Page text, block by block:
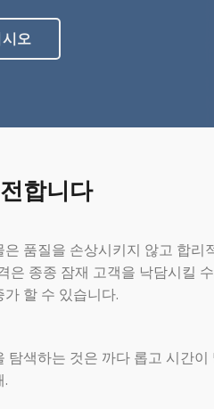
오
합니다
품질을 손상시키지 않고 합리
은 종종 잠재 고객을 낙담시킬
할 수 있습니다.
탐색하는 것은 까다 롭고 시간
.